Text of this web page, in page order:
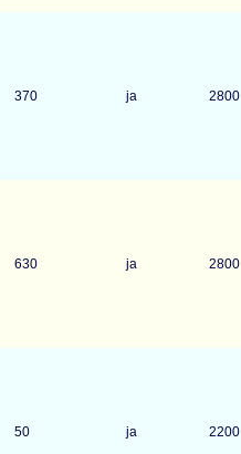
370 ja 2800
630 ja 2800
50 ja 2200